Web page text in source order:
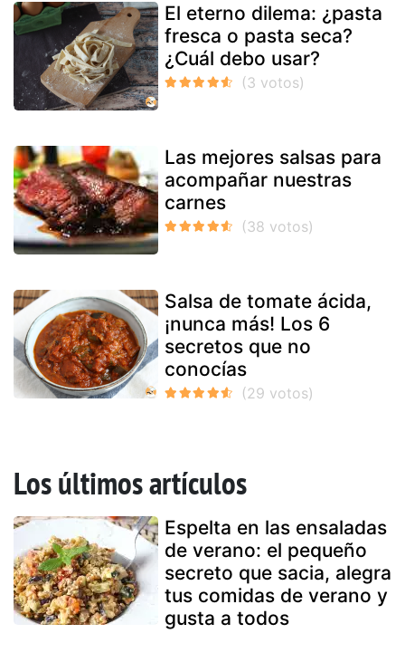
El eterno dilema: ¿pasta
fresca o pasta seca?
¿Cuál debo usar?
Las mejores salsas para
acompañar nuestras
carnes
Salsa de tomate ácida,
¡nunca más! Los 6
secretos que no
conocías
Los últimos artículos
Espelta en las ensaladas
de verano: el pequeño
secreto que sacia, alegra
tus comidas de verano y
gusta a todos